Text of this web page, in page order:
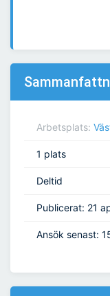
Arbetsplats:
1 plats
Deltid
Publicerat: 21
Ansök senast: